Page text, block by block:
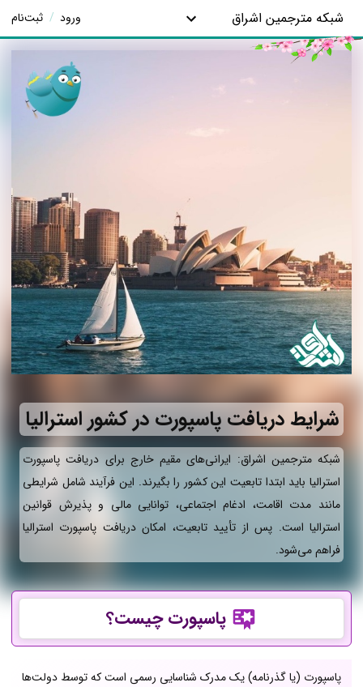
شبکه مترجمین اشراق ورود / ثبت‌نام
شرایط دریافت پاسپورت در کشور استرالیا
شبکه مترجمین اشراق: ایرانی‌های مقیم خارج برای دریافت پاسپورت
استرالیا باید ابتدا تابعیت این کشور را بگیرند. این فرآیند شامل شرایطی
مانند مدت اقامت، ادغام اجتماعی، توانایی مالی و پذیرش قوانین
استرالیا است. پس از تأیید تابعیت، امکان دریافت پاسپورت استرالیا
فراهم می‌شود.
پاسپورت چیست؟
پاسپورت (یا گذرنامه) یک مدرک شناسایی رسمی است که توسط دولت‌ها